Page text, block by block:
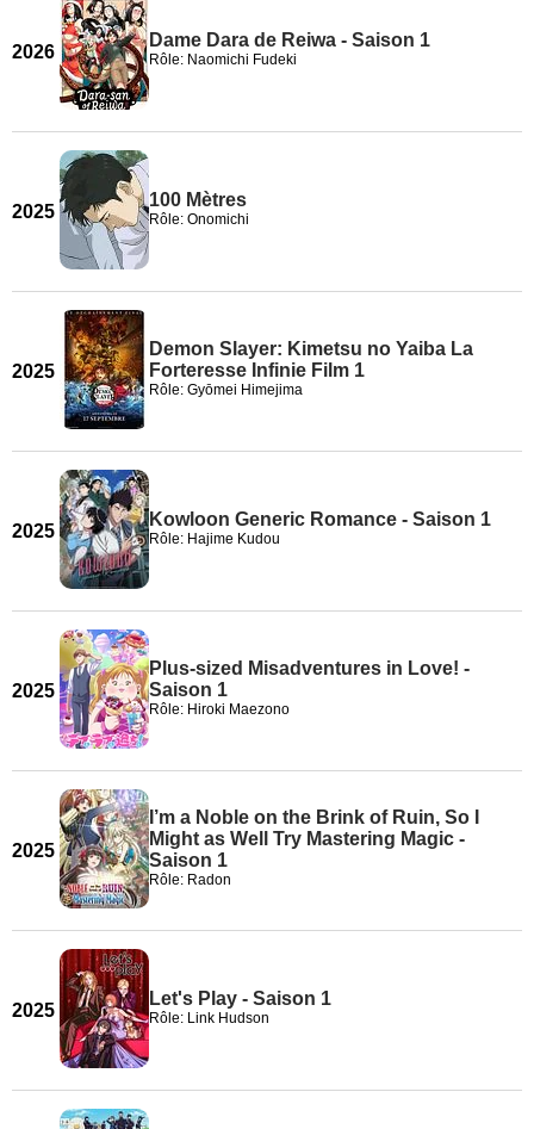
2026
Dame Dara de Reiwa - Saison 1
Rôle: Naomichi Fudeki
2025
100 Mètres
Rôle: Onomichi
2025
Demon Slayer: Kimetsu no Yaiba La
Forteresse Infinie Film 1
Rôle: Gyōmei Himejima
2025
Kowloon Generic Romance - Saison 1
Rôle: Hajime Kudou
2025
Plus-sized Misadventures in Love! -
Saison 1
Rôle: Hiroki Maezono
2025
I’m a Noble on the Brink of Ruin, So I
Might as Well Try Mastering Magic -
Saison 1
Rôle: Radon
2025
Let's Play - Saison 1
Rôle: Link Hudson